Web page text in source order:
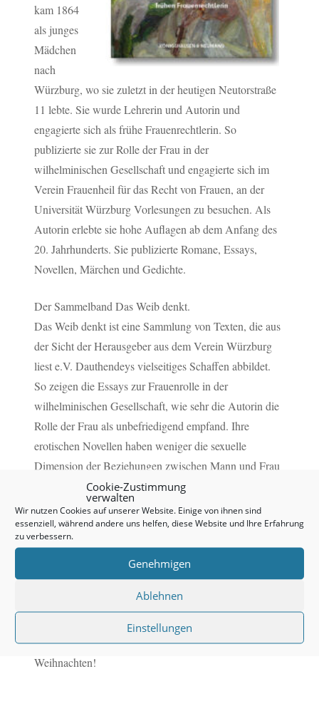
Cookie-Zustimmung
verwalten
Wir nutzen Cookies auf unserer Website. Einige von ihnen sind
essenziell, während andere uns helfen, diese Website und Ihre Erfahrung
zu verbessern.
Genehmigen
Ablehnen
Einstellungen
kam 1864
als junges
Mädchen
nach
Würzburg, wo sie zuletzt in der heutigen Neutorstraße
11 lebte. Sie wurde Lehrerin und Autorin und
engagierte sich als frühe Frauenrechtlerin. So
publizierte sie zur Rolle der Frau in der
wilhelminischen Gesellschaft und engagierte sich im
Verein Frauenheil für das Recht von Frauen, an der
Universität Würzburg Vorlesungen zu besuchen. Als
Autorin erlebte sie hohe Auflagen ab dem Anfang des
20. Jahrhunderts. Sie publizierte Romane, Essays,
Novellen, Märchen und Gedichte.
Der Sammelband Das Weib denkt.
Das Weib denkt ist eine Sammlung von Texten, die aus
der Sicht der Herausgeber aus dem Verein Würzburg
liest e.V. Dauthendeys vielseitiges Schaffen abbildet.
So zeigen die Essays zur Frauenrolle in der
wilhelminischen Gesellschaft, wie sehr die Autorin die
Rolle der Frau als unbefriedigend empfand. Ihre
erotischen Novellen haben weniger die sexuelle
Dimension der Beziehungen zwischen Mann und Frau
zum Gegenstand als die Irrungen und Wirrungen der
Liebe schlechthin. In ihren Gedichten handelt sie den
Garten als Parabel des Lebens ab, die Kunstmärchen
bieten wortgewaltige Wertevermittlung.
Dieses Buch mit 312 Seiten ist am 8. Dezember
erscheinen! Holen Sie sich Ihr Exemplar in Ihrer
Verschenken Sie das Buch Ihren Freunden zu
Weihnachten!